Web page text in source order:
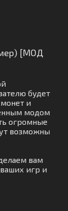
[МОД
будет
и
модом
огромные
возможны
вам
игр и